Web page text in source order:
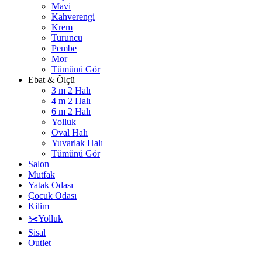
Mavi
Kahverengi
Krem
Turuncu
Pembe
Mor
Tümünü Gör
Ebat & Ölçü
3 m 2 Halı
4 m 2 Halı
6 m 2 Halı
Yolluk
Oval Halı
Yuvarlak Halı
Tümünü Gör
Salon
Mutfak
Yatak Odası
Çocuk Odası
Kilim
✂️Yolluk
Sisal
Outlet